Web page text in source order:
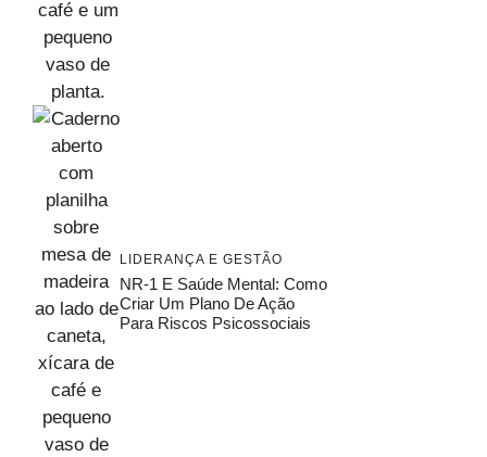
LIDERANÇA E GESTÃO
NR-1 E Saúde Mental: Como
Criar Um Plano De Ação
Para Riscos Psicossociais